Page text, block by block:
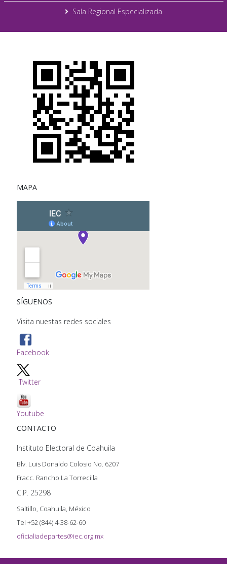
Sala Regional Especializada
MAPA
SÍGUENOS
Visita nuestas redes sociales
Facebook
Twitter
Youtube
CONTACTO
Instituto Electoral de Coahuila
Blv. Luis Donaldo Colosio No. 6207
Fracc. Rancho La Torrecilla
C.P. 25298
Saltillo, Coahuila, México
Tel +52 (844) 4-38-62-60
oficialiadepartes@iec.org.mx